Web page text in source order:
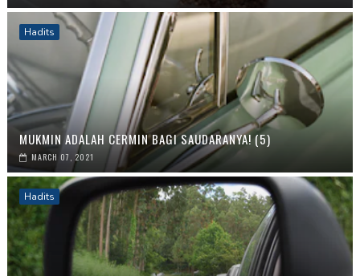
Hadits
MUKMIN ADALAH CERMIN BAGI SAUDARANYA! (5)
MARCH 07, 2021
Hadits